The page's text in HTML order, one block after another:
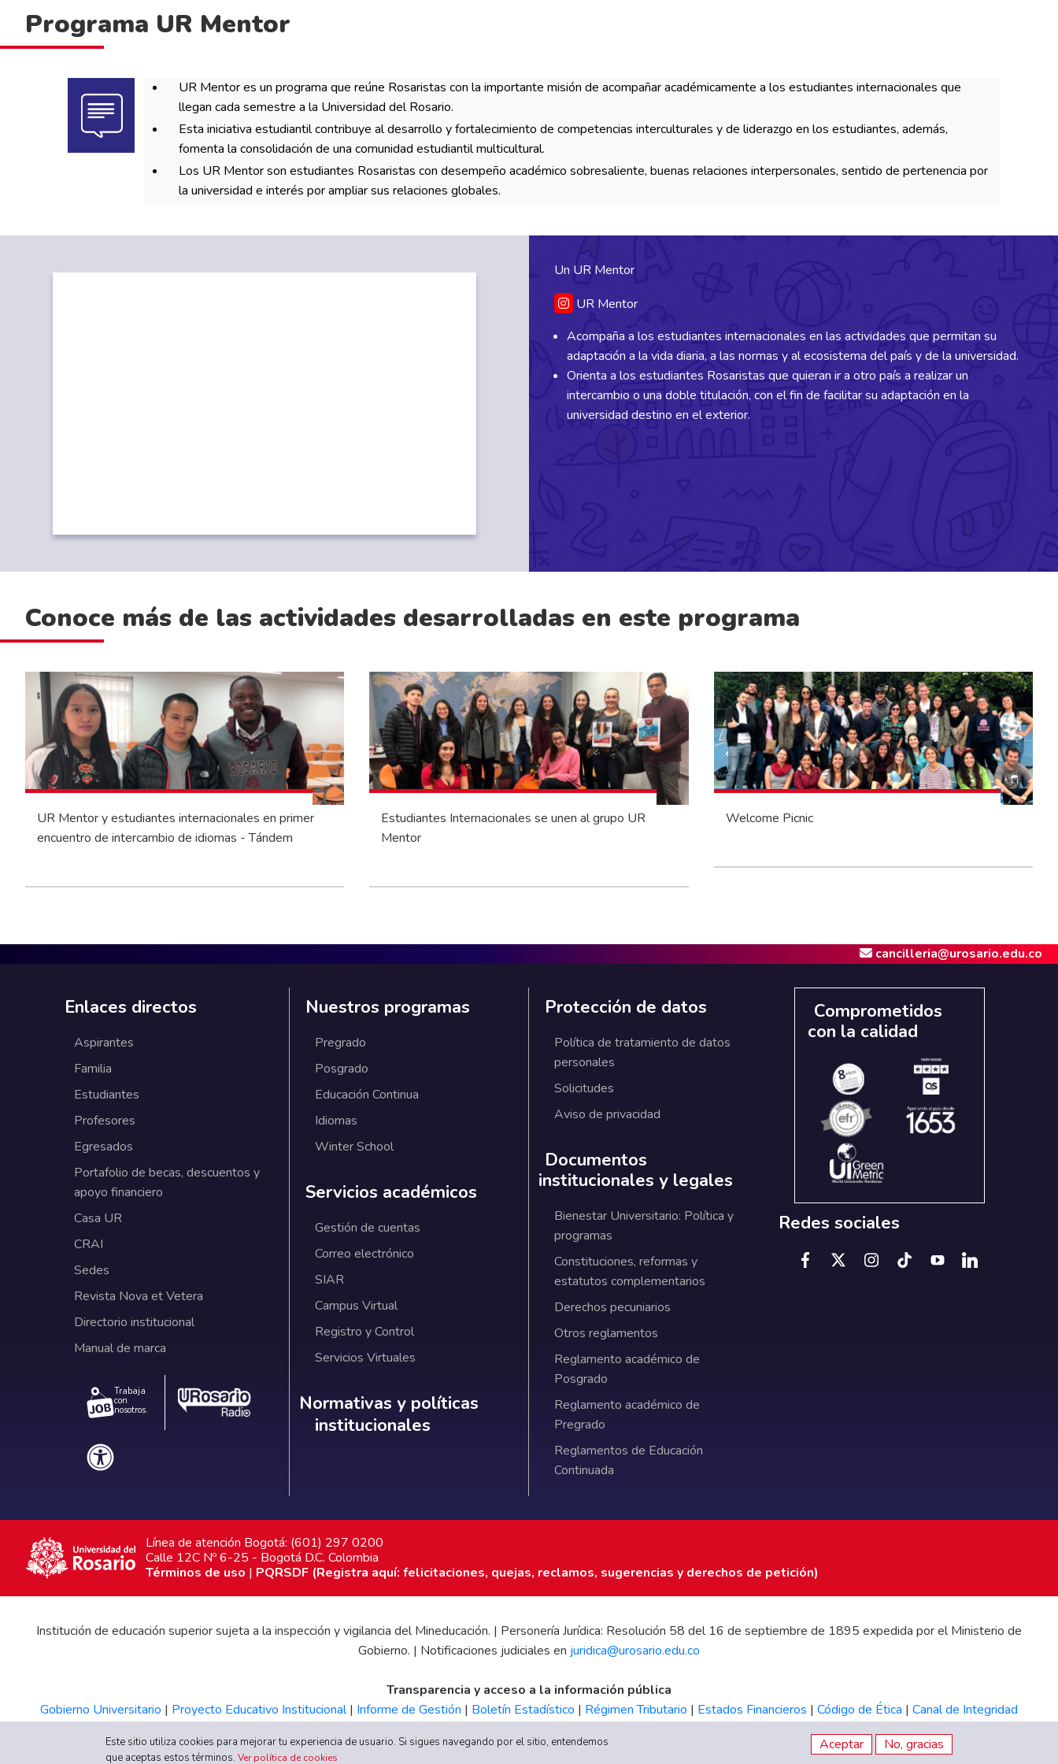
Programa UR Mentor
UR Mentor es un programa que reúne Rosaristas con la importante misión de acompañar académicamente a los estudiantes internacionales que
llegan cada semestre a la Universidad del Rosario.
Esta iniciativa estudiantil contribuye al desarrollo y fortalecimiento de competencias interculturales y de liderazgo en los estudiantes, además,
fomenta la consolidación de una comunidad estudiantil multicultural.
Los UR Mentor son estudiantes Rosaristas con desempeño académico sobresaliente, buenas relaciones interpersonales, sentido de pertenencia por
la universidad e interés por ampliar sus relaciones globales.
Un UR Mentor
UR Mentor
Acompaña a los estudiantes internacionales en las actividades que permitan su
adaptación a la vida diaria, a las normas y al ecosistema del país y de la universidad.
Orienta a los estudiantes Rosaristas que quieran ir a otro país a realizar un
intercambio o una doble titulación, con el fin de facilitar su adaptación en la
universidad destino en el exterior.
Conoce más de las actividades desarrolladas en este programa
UR Mentor y estudiantes internacionales en primer
encuentro de intercambio de idiomas - Tándem
Estudiantes Internacionales se unen al grupo UR
Mentor
Welcome Picnic
cancilleria@urosario.edu.co
Enlaces directos
Aspirantes
Familia
Estudiantes
Profesores
Egresados
Portafolio de becas, descuentos y
apoyo financiero
Casa UR
CRAI
Sedes
Revista Nova et Vetera
Directorio institucional
Manual de marca
Trabaja
con
nosotros.
Nuestros programas
Pregrado
Posgrado
Educación Continua
Idiomas
Winter School
Servicios académicos
Gestión de cuentas
Correo electrónico
SIAR
Campus Virtual
Registro y Control
Servicios Virtuales
Normativas y políticas institucionales
Normativas y políticas
institucionales
Protección de datos
Política de tratamiento de datos
personales
Solicitudes
Aviso de privacidad
Documentos
institucionales y legales
Bienestar Universitario: Política y
programas
Constituciones, reformas y
estatutos complementarios
Derechos pecuniarios
Otros reglamentos
Reglamento académico de
Posgrado
Reglamento académico de
Pregrado
Reglamentos de Educación
Continuada
Comprometidos
con la calidad
Redes sociales
Línea de atención Bogotá: (601) 297 0200
Calle 12C Nº 6-25 - Bogotá D.C. Colombia
Términos de uso | PQRSDF (Registra aquí: felicitaciones, quejas, reclamos, sugerencias y derechos de petición)
Institución de educación superior sujeta a la inspección y vigilancia del Mineducación. | Personería Jurídica: Resolución 58 del 16 de septiembre de 1895 expedida por el Ministerio de
Gobierno. | Notificaciones judiciales en juridica@urosario.edu.co
Transparencia y acceso a la información pública
Gobierno Universitario | Proyecto Educativo Institucional| Informe de Gestión | Boletín Estadístico | Régimen Tributario | Estados Financieros | Código de Ética | Canal de Integridad
Este sitio utiliza cookies para mejorar tu experiencia de usuario. Si sigues navegando por el sitio, entendemos
que aceptas estos términos.Ver política de cookies
Aceptar No, gracias